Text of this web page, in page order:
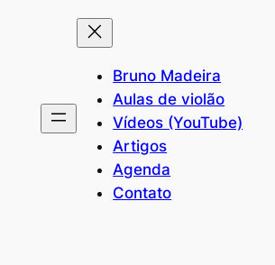
Bruno Madeira
Aulas de violão
Vídeos (YouTube)
Artigos
Agenda
Contato